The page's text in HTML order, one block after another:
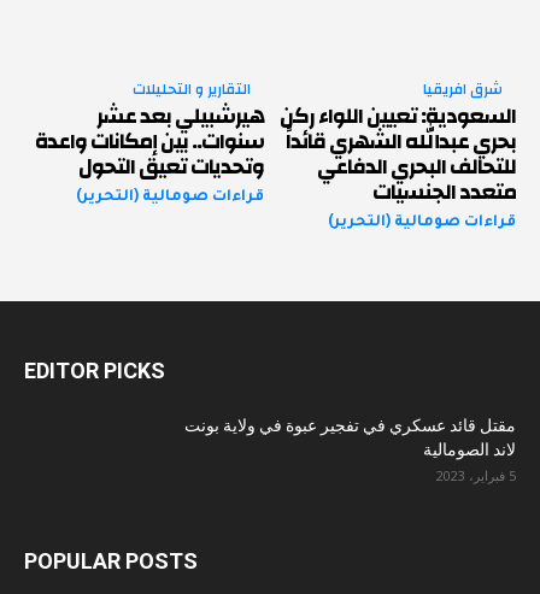
شرق افريقيا
السعودية: تعيين اللواء ركن
بحري عبدالله الشهري قائداً
للتحالف البحري الدفاعي
متعدد الجنسيات
قراءات صومالية (التحرير)
التقارير و التحليلات
هيرشبيلي بعد عشر
سنوات.. بين إمكانات واعدة
وتحديات تعيق التحول
قراءات صومالية (التحرير)
EDITOR PICKS
مقتل قائد عسكري في تفجير عبوة في ولاية بونت
لاند الصومالية
5 فبراير، 2023
POPULAR POSTS